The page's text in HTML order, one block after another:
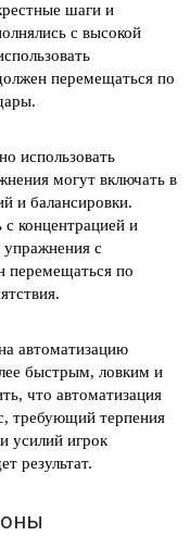
шаги и
с высокой
перемещаться по
использовать
могут включать в
и балансировки.
концентрацией и
с
перемещаться по
автоматизацию
быстрым, ловким и
что автоматизация
требующий терпения
усилий игрок
результат.